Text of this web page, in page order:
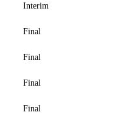
Interim
Final
Final
Final
Final